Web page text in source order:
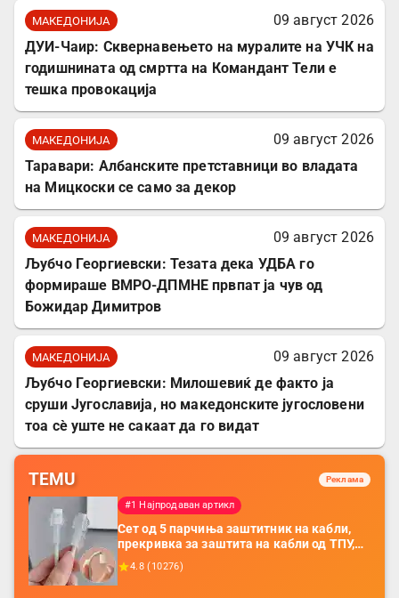
МАКЕДОНИЈА
09 август 2026
ДУИ-Чаир: Сквернавењето на муралите на УЧК на
годишнината од смртта на Командант Тели е
тешка провокација
МАКЕДОНИЈА
09 август 2026
Таравари: Албанските претставници во владата
на Мицкоски се само за декор
МАКЕДОНИЈА
09 август 2026
Љубчо Георгиевски: Тезата дека УДБА го
формираше ВМРО-ДПМНЕ првпат ја чув од
Божидар Димитров
МАКЕДОНИЈА
09 август 2026
Љубчо Георгиевски: Милошевиќ де факто ја
сруши Југославија, но македонските југословени
тоа сè уште не сакаат да го видат
TEMU Реклама
#1 Најпродаван артикл
Сет од 5 парчиња заштитник на кабли,
прекривка за заштита на кабли од ТПУ,
додатоци за заштита на кабли, без
батерија, за мобилни телефони, комплет
4.8 ( 10276)